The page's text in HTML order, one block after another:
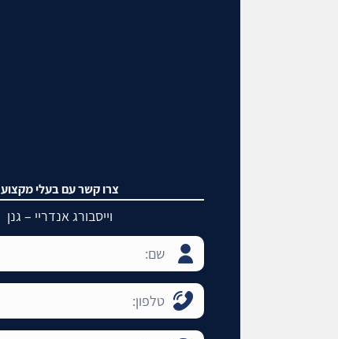
צרו קשר עם בעלי מקצוע
וייסבורג אנדריי – גנן